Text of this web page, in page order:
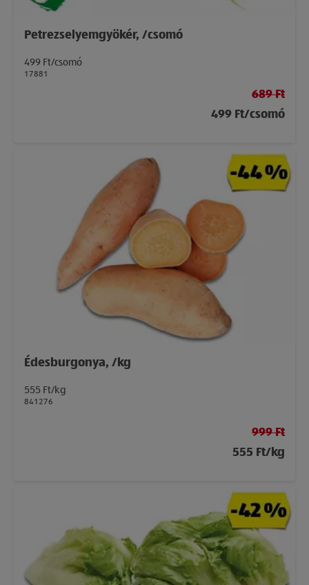
Petrezselyemgyökér, /csomó
499 Ft/csomó
17881
689 Ft
499 Ft/csomó
Édesburgonya, /kg
555 Ft/kg
841276
999 Ft
555 Ft/kg